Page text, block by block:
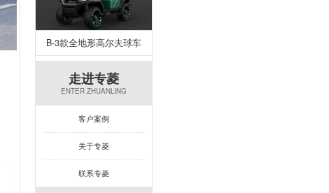
B-3款全地形高尔夫球车
走进专菱
ENTER ZHUANLING
客户案例
关于专菱
联系专菱